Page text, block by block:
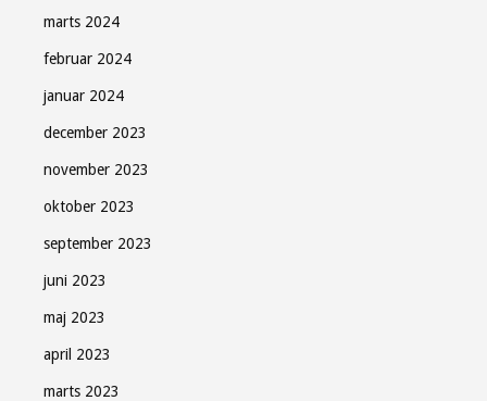
marts 2024
februar 2024
januar 2024
december 2023
november 2023
oktober 2023
september 2023
juni 2023
maj 2023
april 2023
marts 2023